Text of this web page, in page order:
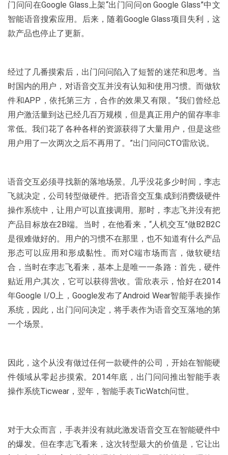
门问问在Google Glass上架“出门问问on Google Glass”中文
智能语音搜索应用。后来，随着Google Glass项目失利，这
款产品也停止了更新。
经过了几番摸索后，出门问问陷入了短暂的迷茫和思考。当
时国内的用户，对语音交互并没有认知和使用习惯。而做软
件和APP，依托第三方，合作的效果又有限。“我们曾经总
用户激活量到达已经几百万规模，但是真正用户的留存率非
常低。我们花了各种各样的资源获得了大量用户，但是这些
用户用了一次两次之后不再用了。”出门问问CTO雷欣说。
语音交互必须寻找新的落地场景。几乎没花多少时间，李志
飞就决定，公司转型做硬件。把语音交互集成到消费级硬件
操作系统中，让用户可以直接调用。那时，李志飞并没有把
产品目标放在2B端。当时，在他看来，“人机交互”做B2B2C
是很难做好的。用户的习惯不在那里，也不知道有什么产品
形态可以应用和形成黏性。而对C端市场而言，做软硬结
合，当时在李志飞看来，基本上是唯一一条路：首先，硬件
贴近用户;其次，它可以获得营收。雷欣表示，恰好在2014
年Google I/O上，Google发布了Android Wear智能手表操作
系统，因此，出门问问决定，将手表作为语音交互落地的第
一个场景。
因此，这个从没有做过任何一款硬件的公司，开始在智能硬
件领域从零起步摸索。2014年底，出门问问推出智能手表
操作系统Ticwear，翌年，智能手表TicWatch问世。
对于大众而言，手表并没有就此激发语音交互在智能硬件中
的爆发。但在李志飞看来，这次转型最大的价值是，它让出